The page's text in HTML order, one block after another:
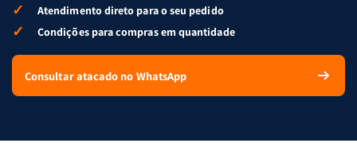
✓ Atendimento direto para o seu pedido
✓ Condições para compras em quantidade
Consultar atacado no WhatsApp